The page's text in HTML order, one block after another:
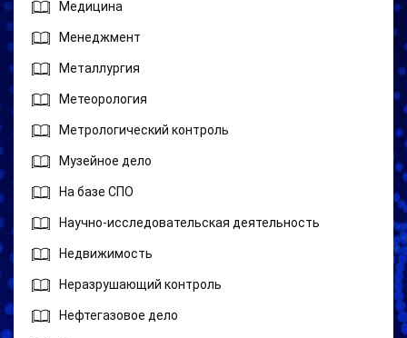
Медицина
Менеджмент
Металлургия
Метеорология
Метрологический контроль
Музейное дело
На базе СПО
Научно-исследовательская деятельность
Недвижимость
Неразрушающий контроль
Нефтегазовое дело